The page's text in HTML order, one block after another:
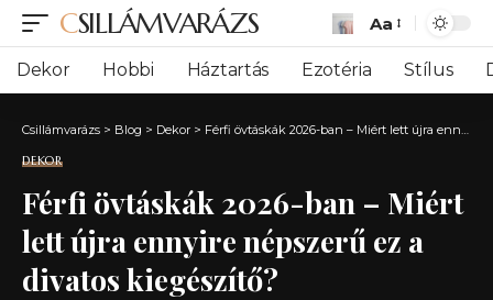
CSILLÁMVARÁZS
Font
Resizer
Aa
Dekor Hobbi Háztartás Ezotéria Stílus
Csillámvarázs > Blog > Dekor > Férfi övtáskák 2026-ban – Miért lett újra ennyire népszerű ez a divatos kiegészítő?
DEKOR
Férfi övtáskák 2026-ban – Miért
lett újra ennyire népszerű ez a
divatos kiegészítő?